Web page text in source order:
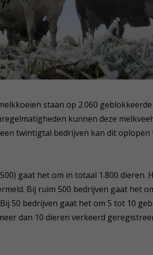
staan op 2.060
kunnen deze
twintigtal bedrijven kan dit oplopen
gaat het om in totaal 1.800 dieren.
Bij ruim 500 bedrijven gaat het
50 bedrijven gaat het om 5 tot 10
dan 10 dieren verkeerd